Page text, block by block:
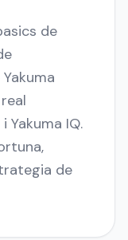
de
Yakuma IQ.
de